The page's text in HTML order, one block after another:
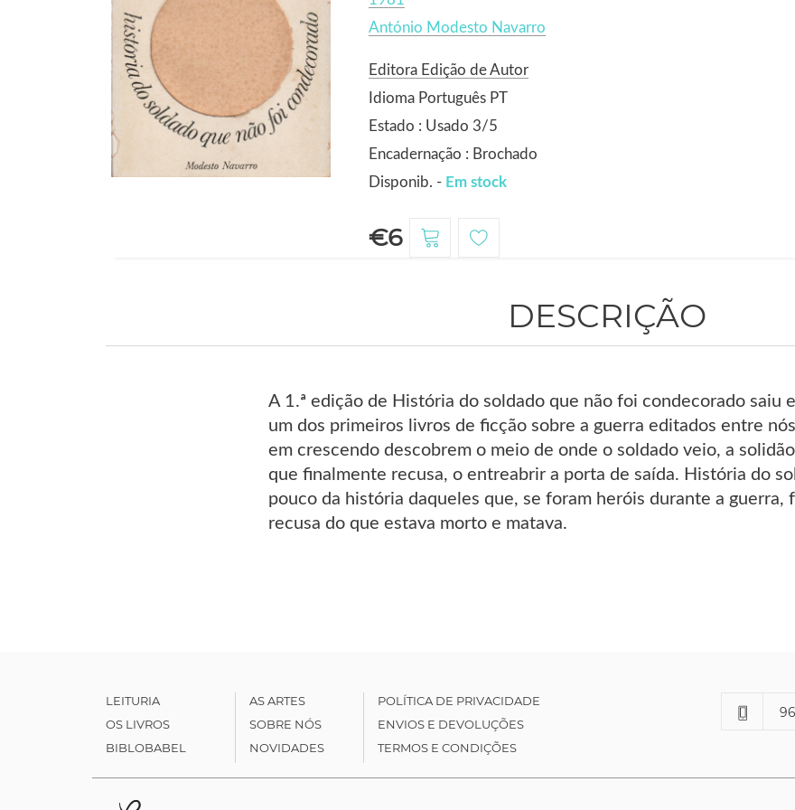
António Modesto Navarro
Editora Edição de Autor
Idioma Português PT
Estado : Usado 3/5
Encadernação : Brochado
Disponib. - Em stock
€6
DESCRIÇÃO
A 1.ª edição de História do soldado que não foi condecorado saiu
um dos primeiros livros de ficção sobre a guerra editados entre
em crescendo descobrem o meio de onde o soldado veio, a
que finalmente recusa, o entreabrir a porta de saída. História do
pouco da história daqueles que, se foram heróis durante a guerra,
recusa do que estava morto e matava.
LEITURIA
OS LIVROS
BIBLOBABEL
AS ARTES
SOBRE NÓS
NOVIDADES
POLÍTICA DE PRIVACIDADE
ENVIOS E DEVOLUÇÕES
TERMOS E CONDIÇÕES